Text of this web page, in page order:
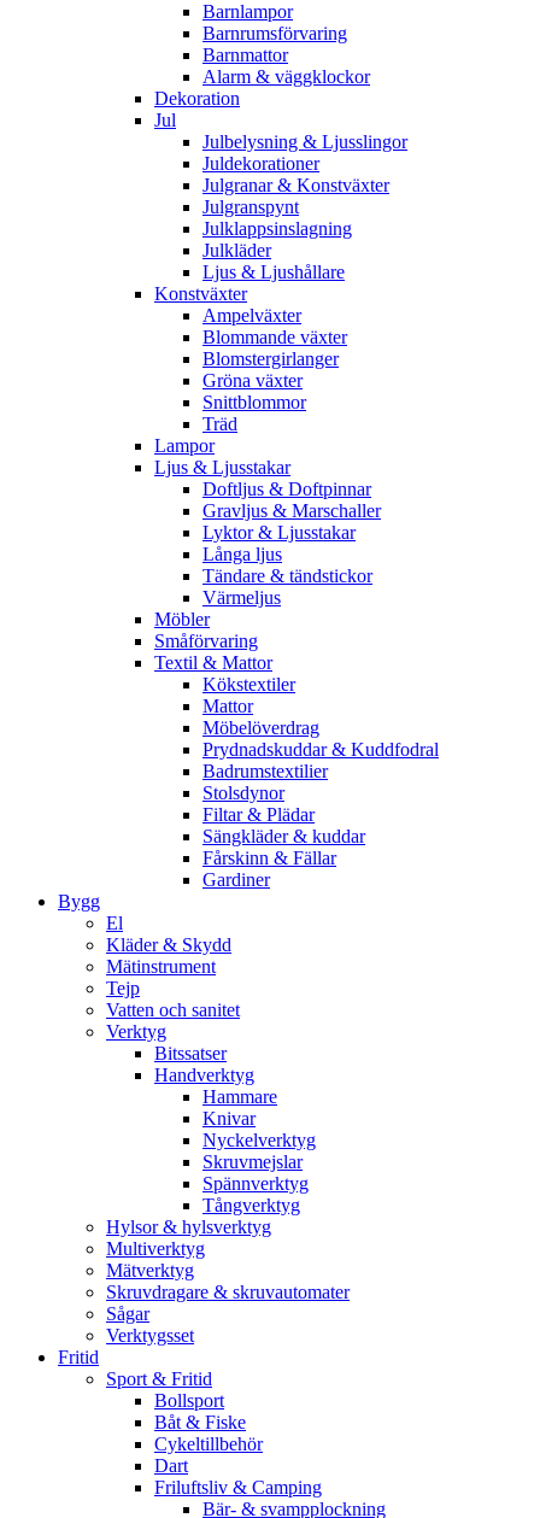
Barnlampor
Barnrumsförvaring
Barnmattor
Alarm & väggklockor
Dekoration
Jul
Julbelysning & Ljusslingor
Juldekorationer
Julgranar & Konstväxter
Julgranspynt
Julklappsinslagning
Julkläder
Ljus & Ljushållare
Konstväxter
Ampelväxter
Blommande växter
Blomstergirlanger
Gröna växter
Snittblommor
Träd
Lampor
Ljus & Ljusstakar
Doftljus & Doftpinnar
Gravljus & Marschaller
Lyktor & Ljusstakar
Långa ljus
Tändare & tändstickor
Värmeljus
Möbler
Småförvaring
Textil & Mattor
Kökstextiler
Mattor
Möbelöverdrag
Prydnadskuddar & Kuddfodral
Badrumstextilier
Stolsdynor
Filtar & Plädar
Sängkläder & kuddar
Fårskinn & Fällar
Gardiner
Bygg
El
Kläder & Skydd
Mätinstrument
Tejp
Vatten och sanitet
Verktyg
Bitssatser
Handverktyg
Hammare
Knivar
Nyckelverktyg
Skruvmejslar
Spännverktyg
Tångverktyg
Hylsor & hylsverktyg
Multiverktyg
Mätverktyg
Skruvdragare & skruvautomater
Sågar
Verktygsset
Fritid
Sport & Fritid
Bollsport
Båt & Fiske
Cykeltillbehör
Dart
Friluftsliv & Camping
Bär- & svampplockning